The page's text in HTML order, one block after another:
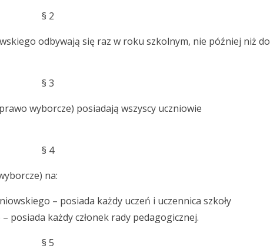
§ 2
odbywają się raz w roku szkolnym, nie później niż do
§ 3
wyborcze) posiadają wszyscy uczniowie
§ 4
na:
– posiada każdy uczeń i uczennica szkoły
posiada każdy członek rady pedagogicznej.
§ 5